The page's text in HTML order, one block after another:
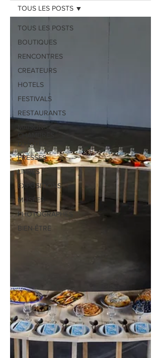
TOUS LES POSTS
BOUTIQUES
RENCONTRES
CREATEURS
HOTELS
FESTIVALS
RESTAURANTS
MAISONS &
CHAMBRES
D'HÔTES
PRESSES
LIVRES
EXPOSITIONS
MUSÉES
PHOTOGRAPHES
BIEN-ÊTRE
TOUS LES POSTS